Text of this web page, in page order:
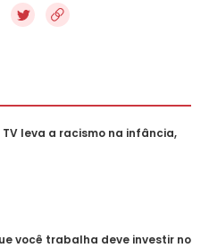
leva a racismo na infância,
você trabalha deve investir no